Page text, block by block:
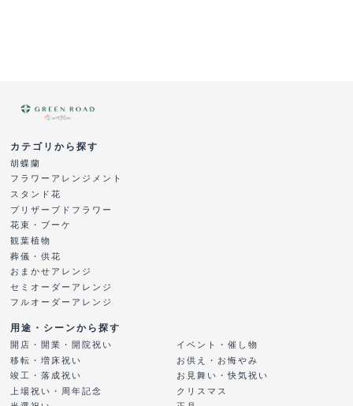
カテゴリから探す
胡蝶蘭
フラワーアレンジメント
スタンド花
プリザーブドフラワー
花束・ブーケ
観葉植物
葬儀・供花
おまかせアレンジ
セミオーダーアレンジ
フルオーダーアレンジ
用途・シーンから探す
開店・開業・開院祝い
移転・増床祝い
竣工・落成祝い
上場祝い・周年記念
イベント・催し物
お供え・お悔やみ
お見舞い・快気祝い
クリスマス